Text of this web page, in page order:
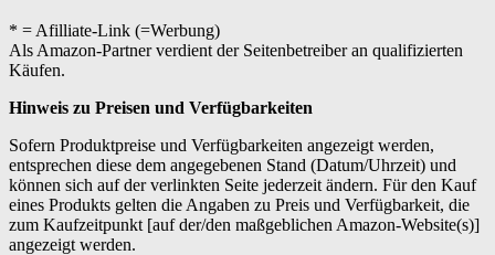
* = Afilliate-Link (=Werbung)
Als Amazon-Partner verdient der Seitenbetreiber an qualifizierten
Käufen.
Hinweis zu Preisen und Verfügbarkeiten
Sofern Produktpreise und Verfügbarkeiten angezeigt werden,
entsprechen diese dem angegebenen Stand (Datum/Uhrzeit) und
können sich auf der verlinkten Seite jederzeit ändern. Für den Kauf
eines Produkts gelten die Angaben zu Preis und Verfügbarkeit, die
zum Kaufzeitpunkt [auf der/den maßgeblichen Amazon-Website(s)]
angezeigt werden.